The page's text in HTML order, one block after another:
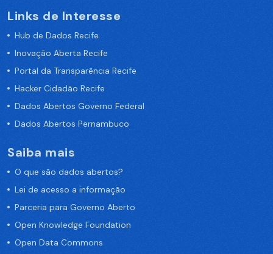
Links de Interesse
Hub de Dados Recife
Inovação Aberta Recife
Portal da Transparência Recife
Hacker Cidadão Recife
Dados Abertos Governo Federal
Dados Abertos Pernambuco
Saiba mais
O que são dados abertos?
Lei de acesso a informação
Parceria para Governo Aberto
Open Knowledge Foundation
Open Data Commons